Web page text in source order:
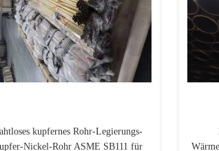
kupfernes Rohr-Legierungs-
Nickel-Rohr ASME SB111 für